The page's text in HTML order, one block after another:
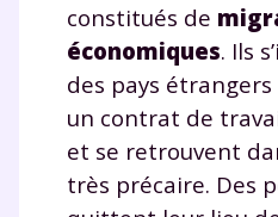
constitués de
économiques. Ils
des pays
un contrat de
et se retrouvent
très précaire. Des